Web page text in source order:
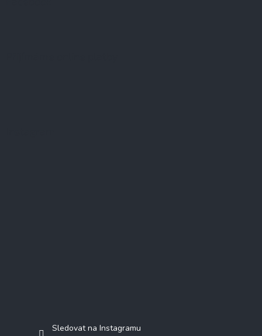
Sledovat na Instagramu